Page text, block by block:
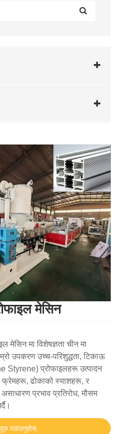
मेसिन
मेसिन मा विशेषज्ञता चीन मा
उपकरण उच्च-परिशुद्धता, टिकाऊ
प्रोफाइलहरू उत्पादन
फ्रेमहरू, ढोकाको स्याशहरू, र
प्रभाव प्रतिरोध, मौसम
पठाउनुहोस्